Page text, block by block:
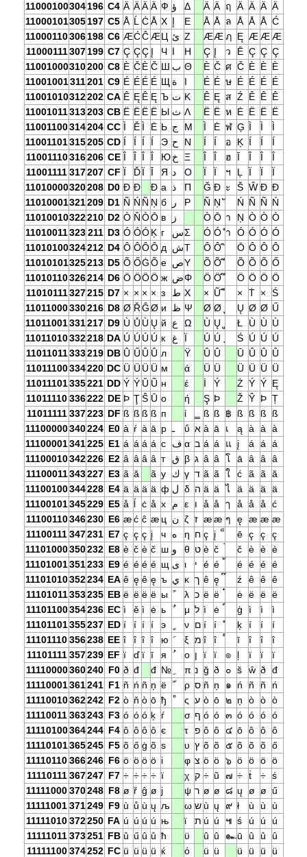
11000100304196 C4 Ä ÄÄ Ä Ф ؤ Δ Ä Ä ฤ Ä Ä Ä Ä
11000101305197 C5 Å Ĺ ĊÅ Х إ Ε Å Å ล Å Å Å Ć
11000110306198 C6 ÆĆĈÆЦ ئ Ζ ÆÆฦ Ę ÆÆÆ
11000111307199 C7 Ç ÇÇ Į Ч ا Η Ç Į ว Ē Ç Ç Ç
11001000310200 C8 È ČÈ Č Ш ب Θ È Č ศ Č È È È
11001001311201 C9 É É É É Щ ة Ι É É ษ É É É É
11001010312202 CA Ê Ę Ê Ę Ъ ت Κ Ê Ę ส Ź Ê Ê Ê
11001011313203 CB Ë Ë Ë Ë Ы ث Λ Ë Ë ห Ė Ë Ë Ë
11001100314204 CC Ì Ě Ì Ė Ь ج Μ Ì Ė ฬ Ģ Ì Ì
Ì
11001101315205 CD Í Í Í Í Э ح Ν Í Í อ Ķ Í Í
Í
11001110316206 CE Î Î Î Î Юخ Ξ Î Î ฮ Ī Î Î
Î
11001111317207 CF Ï ĎÏ Ī Я د Ο Ï Ï ฯ Ļ Ï Ï
Ï
11010000320208 D0 Ð Đ Đ а ذ Π Ğ Ð ะ Š Ŵ Ð Ð
11010001321209 D1 Ñ Ń Ñ Ņ б ر Ρ Ñ Ņ Ń Ñ Ñ Ń
11010010322210 D2 Ò ŇÒŌ в ز Ò Ō า Ņ Ò Ò Ò
11010011323211 D3 Ó ÓÓĶ г سΣ Ó Ó ำ Ó Ó Ó Ó
11010100324212 D4 Ô ÔÔÔ д شΤ Ô Ô Ō Ô Ô Ô
11010101325213 D5 Õ ŐĠÕ е صΥ Õ Õ Õ Õ Õ Ő
11010110326214 D6 Ö ÖÖÖ ж ضΦ Ö Ö Ö Ö Ö Ö
11010111327215 D7 × × × × з ط Χ × Ũ × Ṫ ×
Ś
11011000330216 D8 Ø ŘĜØ и ظ Ψ Ø Ø Ų Ø Ø Ű
11011001331217 D9 Ù Ů Ù Ų й ع Ω Ù Ų Ł Ù Ù Ù
11011010332218 DA Ú Ú Ú Ú к غ Ϊ Ú Ú Ś Ú Ú Ú
11011011333219 DB Û Ű Û Û л Ϋ Û Û Ū Û Û Û
11011100334220 DC Ü Ü Ü Ü м ά Ü Ü Ü Ü Ü Ü
11011101335221 DD Ý Ý Ŭ Ũ н έ İ Ý Ż Ý Ý Ę
11011110336222 DE Þ ŢŜ Ū о ή Ş Þ Ž Ŷ Þ Ț
11011111 337223 DF ß ß ß ß п ί ß ß ฿ ß ß ß
ß
11100000340224 E0 à ŕ à ā р ـ ΰ א à ā เ ą à à
à
11100001341225 E1 á á á á с ف α ב á á แ į á á
á
11100010342226 E2 â â â â т ق β ג â â โ ā â â
â
11100011343227 E3 ã ă ã у ك γ ד ã ã ใ ć ã ã
ă
11100100344228 E4 ä ä ä ä ф ل δ ה ä ä ไ ä ä ä
ä
11100101345229 E5 å ĺ ċ å х م ε ו å å ๅ å å å
ć
11100110346230 E6 æć ĉ æ ц ن ζ ז ææ ๆ ę æ æ æ
11100111347231 E7 ç ç ç į ч ه η ח ç į ē ç ç
ç
11101000350232 E8 è č è č ш و θ ט è č č è è è
11101001351233 E9 é é é é щ ى ι י é é é é é é
11101010352234 EA ê ę ê ę ъ ي κ ך ê ę ź ê ê ê
11101011353235 EB ë ë ë ë ы λ כ ë ë ė ë ë ë
11101100354236 EC ì ě ì ė ь μ ל ì ė ģ ì ì
ì
11101101355237 ED í í í í э ν ם í í ķ í í
í
11101110356238 EE î î î î ю ξ מ î î ī î î
î
11101111 357239 EF ï ďï ī я ο ן ï ï ๏ ļ ï ï
ï
11110000360240 F0 ð đ đ № π נ ğ ð ๐ š ŵ ð đ
11110001361241 F1 ñ ń ñ ņ ё ρ ס ñ ņ ๑ ń ñ ñ
ń
11110010362242 F2 ò ň ò ō ђ ς ע ò ō ๒ ņ ò ò ò
11110011363243 F3 ó ó ó ķ ѓ σ ף ó ó ๓ ó ó ó ó
11110100364244 F4 ô ô ô ô є τ פ ô ô ๔ ō ô ô ô
11110101365245 F5 õ ő ġ õ ѕ υ ץ õ õ ๕ õ õ õ ő
11110110366246 F6 ö ö ö ö і φ צ ö ö ๖ ö ö ö ö
11110111 367247 F7 ÷ ÷ ÷ ÷ ї χ ק ÷ ũ ๗ ÷ ṫ ÷ ś
11111000370248 F8 ø ř ĝ ø ј ψ ר ø ø ๘ ų ø ø ű
11111001371249 F9 ù ů ù ų љ ω ש ù ų ๙ ł ù ù
ù
11111010372250 FA ú ú ú ú њ ϊ ת ú ú ๚ ś ú ú
ú
11111011 373251 FB û ű û û ћ ϋ û û ๛ū û û
û
11111100 374252 FC ü ü ü ü ќ ό ü ü ü ü ü
ü